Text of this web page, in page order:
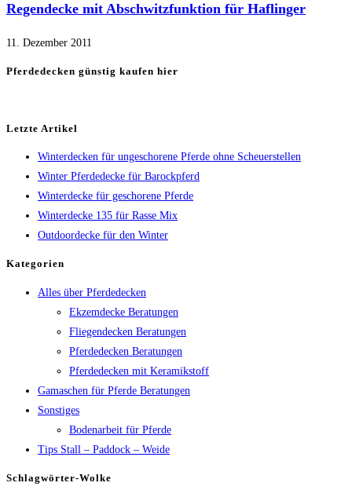
Regendecke mit Abschwitzfunktion für Haflinger
11. Dezember 2011
Pferdedecken günstig kaufen hier
Letzte Artikel
Winterdecken für ungeschorene Pferde ohne Scheuerstellen
Winter Pferdedecke für Barockpferd
Winterdecke für geschorene Pferde
Winterdecke 135 für Rasse Mix
Outdoordecke für den Winter
Kategorien
Alles über Pferdedecken
Ekzemdecke Beratungen
Fliegendecken Beratungen
Pferdedecken Beratungen
Pferdedecken mit Keramikstoff
Gamaschen für Pferde Beratungen
Sonstiges
Bodenarbeit für Pferde
Tips Stall – Paddock – Weide
Schlagwörter-Wolke